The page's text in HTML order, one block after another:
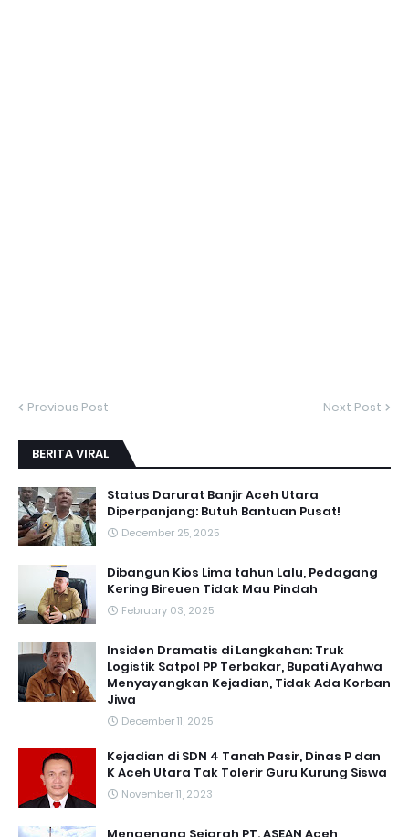
Previous Post Next Post
BERITA VIRAL
Status Darurat Banjir Aceh Utara
Diperpanjang: Butuh Bantuan Pusat!
December 25, 2025
Dibangun Kios Lima tahun Lalu, Pedagang
Kering Bireuen Tidak Mau Pindah
February 03, 2025
Insiden Dramatis di Langkahan: Truk
Logistik Satpol PP Terbakar, Bupati Ayahwa
Menyayangkan Kejadian, Tidak Ada Korban
Jiwa
December 11, 2025
Kejadian di SDN 4 Tanah Pasir, Dinas P dan
K Aceh Utara Tak Tolerir Guru Kurung Siswa
November 11, 2023